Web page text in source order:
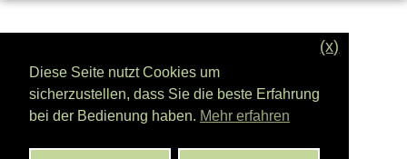
Diese Seite nutzt Cookies um
sicherzustellen, dass Sie die beste Erfahrung
bei der Bedienung haben. Mehr erfahren
(x)